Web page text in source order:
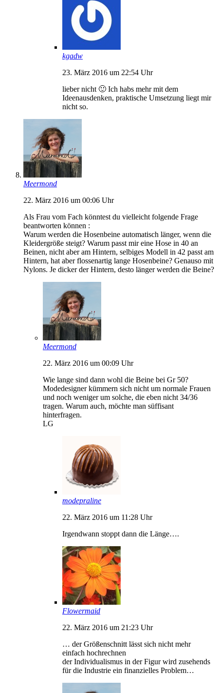
kgadw
23. März 2016 um 22:54 Uhr
lieber nicht 🙂 Ich habs mehr mit dem
Ideenausdenken, praktische Umsetzung liegt mir
nicht so.
Meermond
22. März 2016 um 00:06 Uhr
Als Frau vom Fach könntest du vielleicht folgende Frage
beantworten können :
Warum werden die Hosenbeine automatisch länger, wenn die
Kleidergröße steigt? Warum passt mir eine Hose in 40 an
Beinen, nicht aber am Hintern, selbiges Modell in 42 passt am
Hintern, hat aber flossenartig lange Hosenbeine? Genauso mit
Nylons. Je dicker der Hintern, desto länger werden die Beine?
Meermond
22. März 2016 um 00:09 Uhr
Wie lange sind dann wohl die Beine bei Gr 50?
Modedesigner kümmern sich nicht um normale Frauen
und noch weniger um solche, die eben nicht 34/36
tragen. Warum auch, möchte man süffisant
hinterfragen.
LG
modepraline
22. März 2016 um 11:28 Uhr
Irgendwann stoppt dann die Länge….
Flowermaid
22. März 2016 um 21:23 Uhr
… der Größenschnitt lässt sich nicht mehr
einfach hochrechnen
der Individualismus in der Figur wird zusehends
für die Industrie ein finanzielles Problem…